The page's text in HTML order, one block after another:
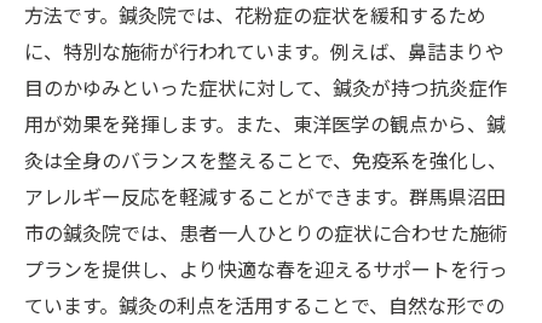
方法です。鍼灸院では、花粉症の症状を緩和するため
に、特別な施術が行われています。例えば、鼻詰まりや
目のかゆみといった症状に対して、鍼灸が持つ抗炎症作
用が効果を発揮します。また、東洋医学の観点から、鍼
灸は全身のバランスを整えることで、免疫系を強化し、
アレルギー反応を軽減することができます。群馬県沼田
市の鍼灸院では、患者一人ひとりの症状に合わせた施術
プランを提供し、より快適な春を迎えるサポートを行っ
ています。鍼灸の利点を活用することで、自然な形での